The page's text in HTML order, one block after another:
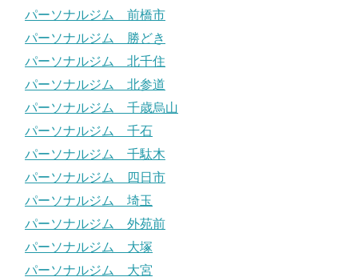
パーソナルジム 前橋市
パーソナルジム 勝どき
パーソナルジム 北千住
パーソナルジム 北参道
パーソナルジム 千歳烏山
パーソナルジム 千石
パーソナルジム 千駄木
パーソナルジム 四日市
パーソナルジム 埼玉
パーソナルジム 外苑前
パーソナルジム 大塚
パーソナルジム 大宮